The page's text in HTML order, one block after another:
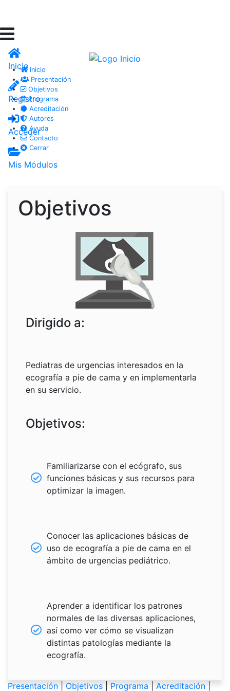
Inicio
Registro
Acceder
Mis Módulos
Inicio
Presentación
Objetivos
Programa
Acreditación
Autores
Ayuda
Contacto
Cerrar
Objetivos
Dirigido a:
Pediatras de urgencias interesados en la
ecografía a pie de cama y en implementarla
en su servicio.
Objetivos:
Familiarizarse con el ecógrafo, sus
funciones básicas y sus recursos para
optimizar la imagen.
Conocer las aplicaciones básicas de
uso de ecografía a pie de cama en el
ámbito de urgencias pediátrico.
Aprender a identificar los patrones
normales de las diversas aplicaciones,
así como ver cómo se visualizan
distintas patologías mediante la
ecografía.
Presentación|Objetivos|Programa|Acreditación|